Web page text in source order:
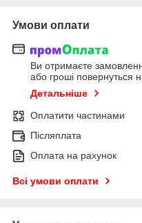
Умови оплати
Ви отримаєте
або гроші повернуться
Детальніше
Оплатити частинами
Післяплата
Оплата на рахунок
Всі умови оплати